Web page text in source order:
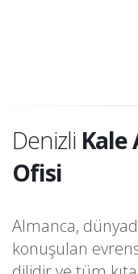
Denizli Kale
Ofisi
Almanca,
konuşulan